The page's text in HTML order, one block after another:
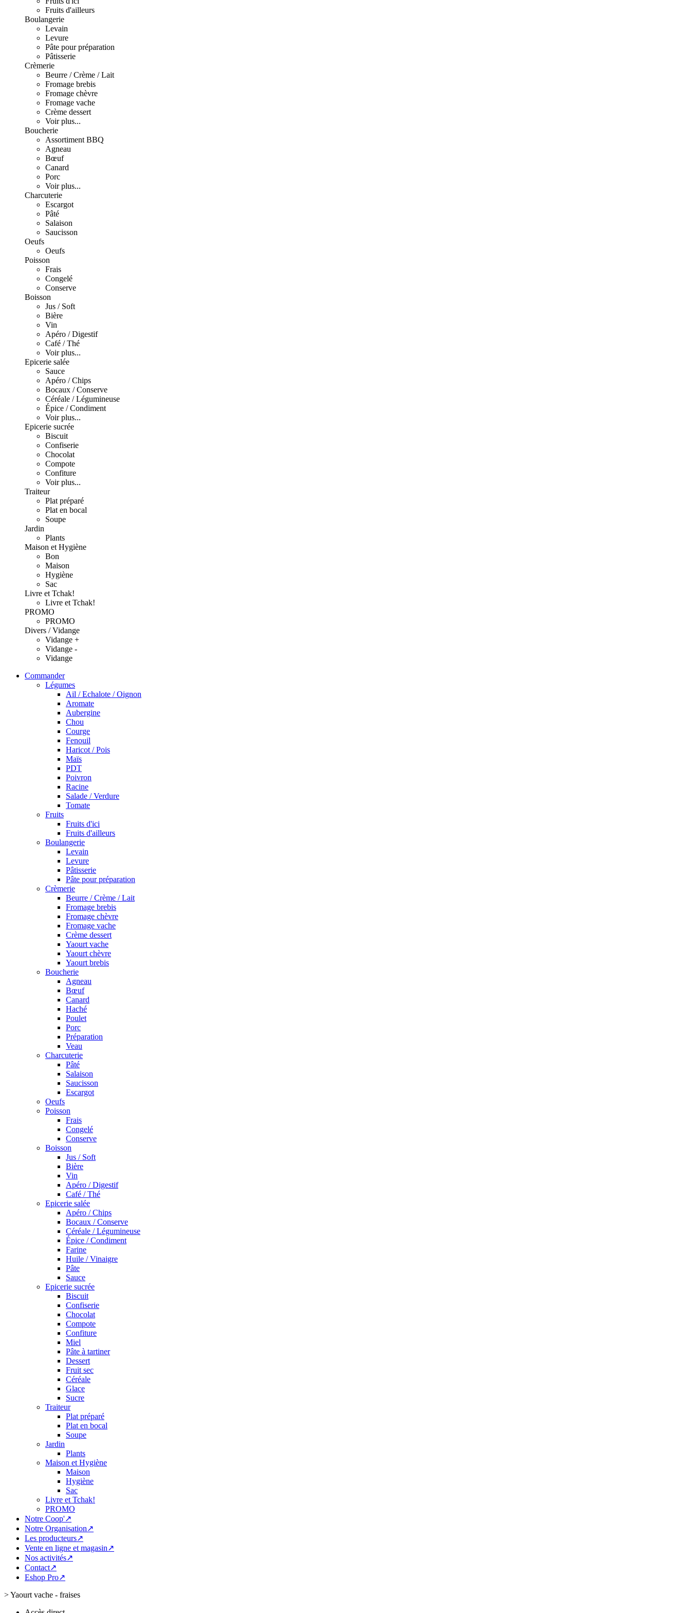
Fruits d'ailleurs
Boulangerie
Levain
Levure
Pâte pour préparation
Pâtisserie
Crèmerie
Beurre / Crème / Lait
Fromage brebis
Fromage chèvre
Fromage vache
Crème dessert
Voir plus...
Boucherie
Assortiment BBQ
Agneau
Bœuf
Canard
Porc
Voir plus...
Charcuterie
Escargot
Pâté
Salaison
Saucisson
Oeufs
Oeufs
Poisson
Frais
Congelé
Conserve
Boisson
Jus / Soft
Bière
Vin
Apéro / Digestif
Café / Thé
Voir plus...
Epicerie salée
Sauce
Apéro / Chips
Bocaux / Conserve
Céréale / Légumineuse
Épice / Condiment
Voir plus...
Epicerie sucrée
Biscuit
Confiserie
Chocolat
Compote
Confiture
Voir plus...
Traiteur
Plat préparé
Plat en bocal
Soupe
Jardin
Plants
Maison et Hygiène
Bon
Maison
Hygiène
Sac
Livre et Tchak!
Livre et Tchak!
PROMO
PROMO
Divers / Vidange
Vidange +
Vidange -
Vidange
Commander
Légumes
Ail / Echalote / Oignon
Aromate
Aubergine
Chou
Courge
Fenouil
Haricot / Pois
Maïs
PDT
Poivron
Racine
Salade / Verdure
Tomate
Fruits
Fruits d'ici
Fruits d'ailleurs
Boulangerie
Levain
Levure
Pâtisserie
Pâte pour préparation
Crèmerie
Beurre / Crème / Lait
Fromage brebis
Fromage chèvre
Fromage vache
Crème dessert
Yaourt vache
Yaourt chèvre
Yaourt brebis
Boucherie
Agneau
Bœuf
Canard
Haché
Poulet
Porc
Préparation
Veau
Charcuterie
Pâté
Salaison
Saucisson
Escargot
Oeufs
Poisson
Frais
Congelé
Conserve
Boisson
Jus / Soft
Bière
Vin
Apéro / Digestif
Café / Thé
Epicerie salée
Apéro / Chips
Bocaux / Conserve
Céréale / Légumineuse
Épice / Condiment
Farine
Huile / Vinaigre
Pâte
Sauce
Epicerie sucrée
Biscuit
Confiserie
Chocolat
Compote
Confiture
Miel
Pâte à tartiner
Dessert
Fruit sec
Céréale
Glace
Sucre
Traiteur
Plat préparé
Plat en bocal
Soupe
Jardin
Plants
Maison et Hygiène
Maison
Hygiène
Sac
Livre et Tchak!
PROMO
Notre Coop'↗
Notre Organisation↗
Les producteurs↗
Vente en ligne et magasin↗
Nos activités↗
Contact↗
Eshop Pro↗
>Yaourt vache - fraises